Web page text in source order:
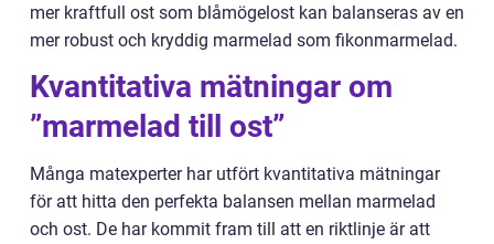
mer kraftfull ost som blåmögelost kan balanseras av en
mer robust och kryddig marmelad som fikonmarmelad.
Kvantitativa mätningar om
”marmelad till ost”
Många matexperter har utfört kvantitativa mätningar
för att hitta den perfekta balansen mellan marmelad
och ost. De har kommit fram till att en riktlinje är att